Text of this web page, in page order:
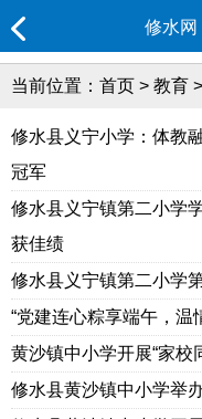
修水网
当前位置： 首页 > 教育 >
修水县义宁小学：体教
冠军
修水县义宁镇第二小学
获佳绩
修水县义宁镇第二小学
“党建连心粽享端午，温
黄沙镇中小学开展“家校
修水县黄沙镇中小学举